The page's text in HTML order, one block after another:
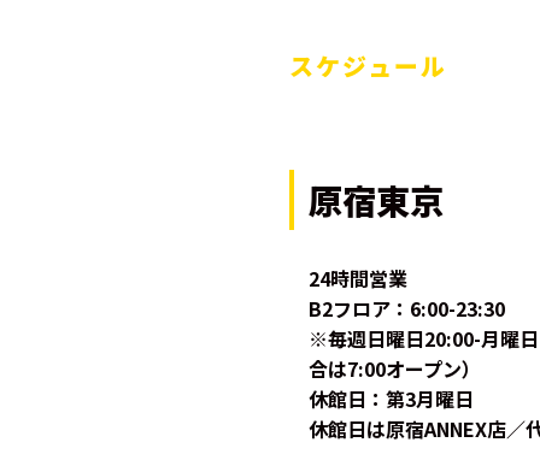
スケジュール
原宿東京
24時間営業
B2フロア：6:00-23:30
※毎週日曜日20:00-月曜
合は7:00オープン）
休館日：第3月曜日
休館日は原宿ANNEX店／